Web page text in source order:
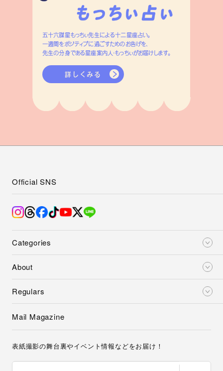
五十六謀星もっちぃ先生による十二星座占い。
一週間をポジティブに過ごすためのお告げを、
先生の分身である星座案内人・もっちぃがお届けします。
詳しくみる
Categories
About
Regulars
Official SNS
Mail Magazine
表紙撮影の舞台裏やイベント情報などをお届け！